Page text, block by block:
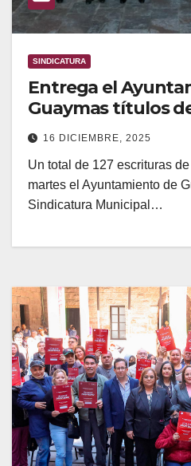
SINDICATURA
Entrega el
Guaymas títulos
16 DICIEMBRE, 2025
Un total de 127 escrituras
martes el Ayuntamiento de
Sindicatura Municipal…